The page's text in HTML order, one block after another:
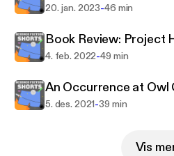
20. jan. 2023-46 min
Book Review: Project
4. feb. 2022-49 min
An Occurrence at Owl
5. des. 2021-39 min
Vis